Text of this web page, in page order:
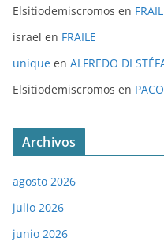
Elsitiodemiscromos en
israel en FRAILE
unique en ALFREDO DI
Elsitiodemiscromos en
Archivos
agosto 2026
julio 2026
junio 2026